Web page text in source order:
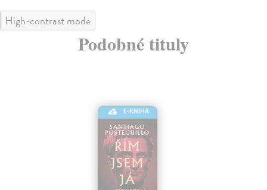
High-contrast mode
Podobné tituly
E-KNIHA